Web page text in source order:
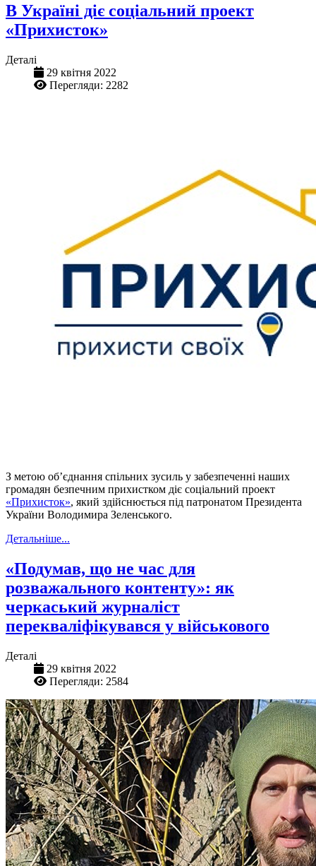
В Україні діє соціальний проект
«Прихисток»
Деталі
29 квітня 2022
Перегляди: 2282
З метою об’єднання спільних зусиль у забезпеченні наших
громадян безпечним прихистком діє соціальний проект
«Прихисток», який здійснюється під патронатом Президента
України Володимира Зеленського.
Детальніше...
«Подумав, що не час для
розважального контенту»: як
черкаський журналіст
перекваліфікувався у військового
Деталі
29 квітня 2022
Перегляди: 2584